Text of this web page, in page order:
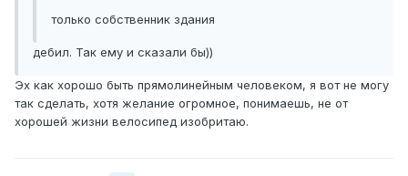
только собственник здания
дебил. Так ему и сказали бы))
Эх как хорошо быть прямолинейным человеком, я вот не могу
так сделать, хотя желание огромное, понимаешь, не от
хорошей жизни велосипед изобритаю.